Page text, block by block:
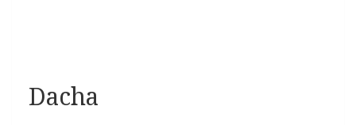
Dacha